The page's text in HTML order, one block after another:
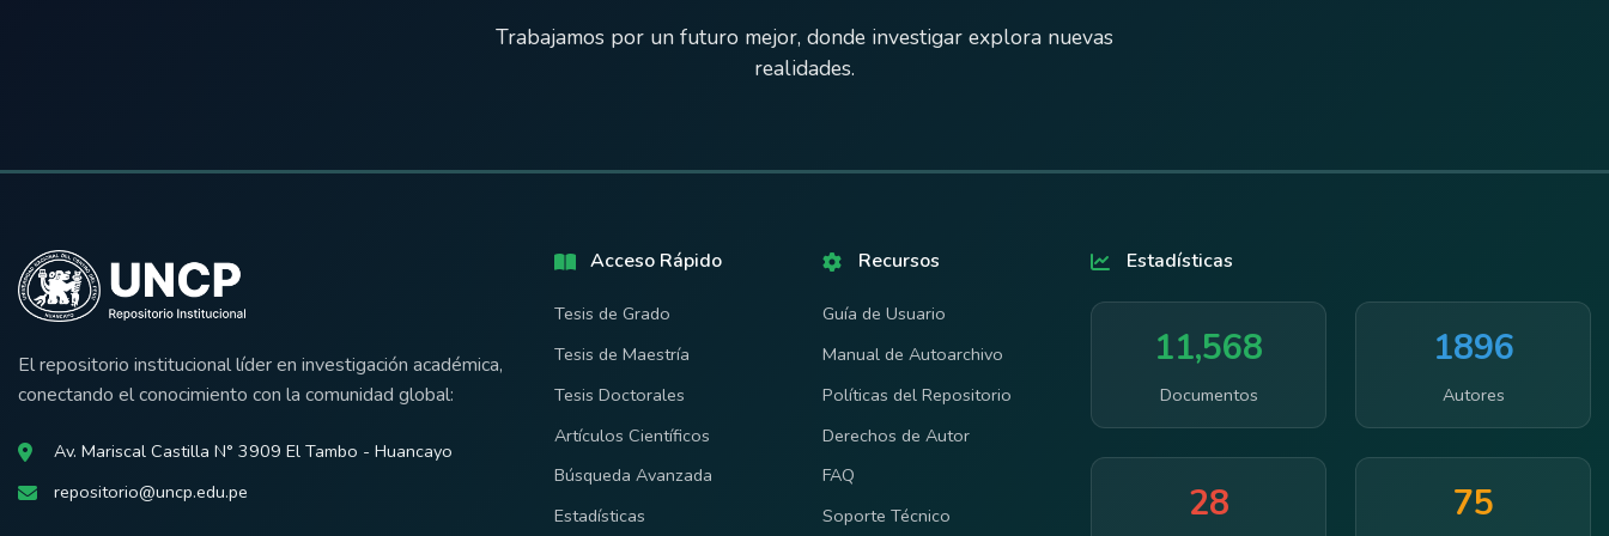
Trabajamos por un futuro mejor, donde investigar explora nuevas
realidades.
El repositorio institucional líder en investigación académica,
conectando el conocimiento con la comunidad global:
Av. Mariscal Castilla N° 3909 El Tambo - Huancayo
repositorio@uncp.edu.pe
Acceso Rápido
Tesis de Grado
Tesis de Maestría
Tesis Doctorales
Artículos Científicos
Búsqueda Avanzada
Estadísticas
Recursos
Guía de Usuario
Manual de Autoarchivo
Políticas del Repositorio
Derechos de Autor
FAQ
Soporte Técnico
Estadísticas
11,568
Documentos
1896
Autores
28 75